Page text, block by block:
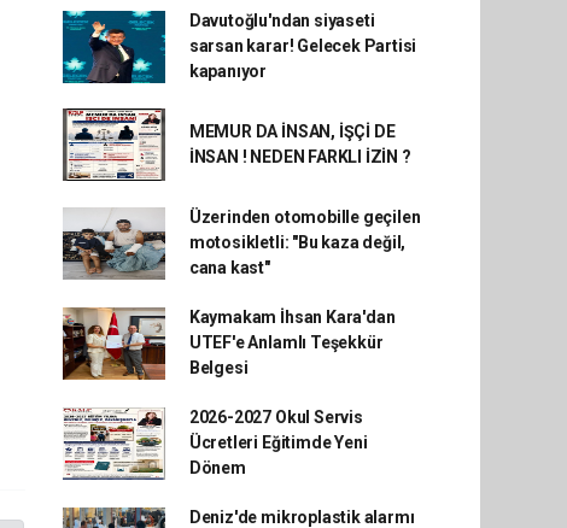
Davutoğlu'ndan siyaseti
sarsan karar! Gelecek Partisi
kapanıyor
MEMUR DA İNSAN, İŞÇİ DE
İNSAN ! NEDEN FARKLI İZİN ?
Üzerinden otomobille geçilen
motosikletli: "Bu kaza değil,
cana kast"
Kaymakam İhsan Kara'dan
UTEF'e Anlamlı Teşekkür
Belgesi
2026-2027 Okul Servis
Ücretleri Eğitimde Yeni
Dönem
Deniz'de mikroplastik alarmı